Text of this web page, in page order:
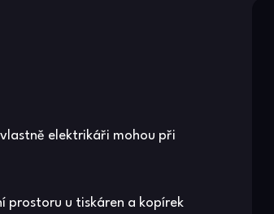
elektrikáři mohou při
prostoru u tiskáren a kopírek